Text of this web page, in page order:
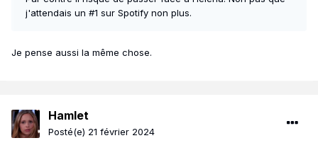
j'attendais un #1 sur Spotify non plus.
Je pense aussi la même chose.
Hamlet
Posté(e) 21 février 2024